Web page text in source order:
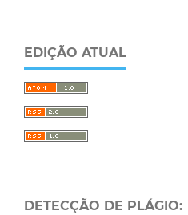
EDIÇÃO ATUAL
DETECÇÃO DE PLÁGIO: